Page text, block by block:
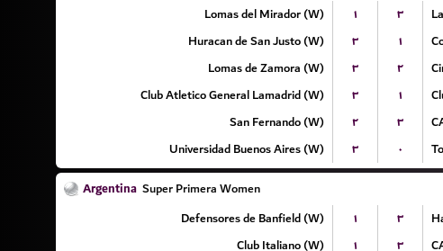
Lomas del Mirador (W)
۱ ۳
Huracan de San Justo (W)
۳ ۱
Lomas de Zamora (W)
۳ ۲
Club Atletico General Lamadrid (W)
۳ ۱
San Fernando (W)
۲ ۳
Universidad Buenos Aires (W)
۳ ۰
Argentina Super Primera Women
Defensores de Banfield (W)
۱ ۳
Club Italiano (W)
۱ ۳